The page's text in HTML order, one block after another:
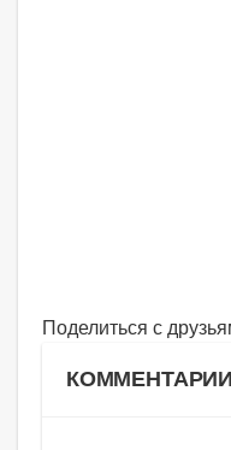
Поделиться с
КОММЕНТАРИИ